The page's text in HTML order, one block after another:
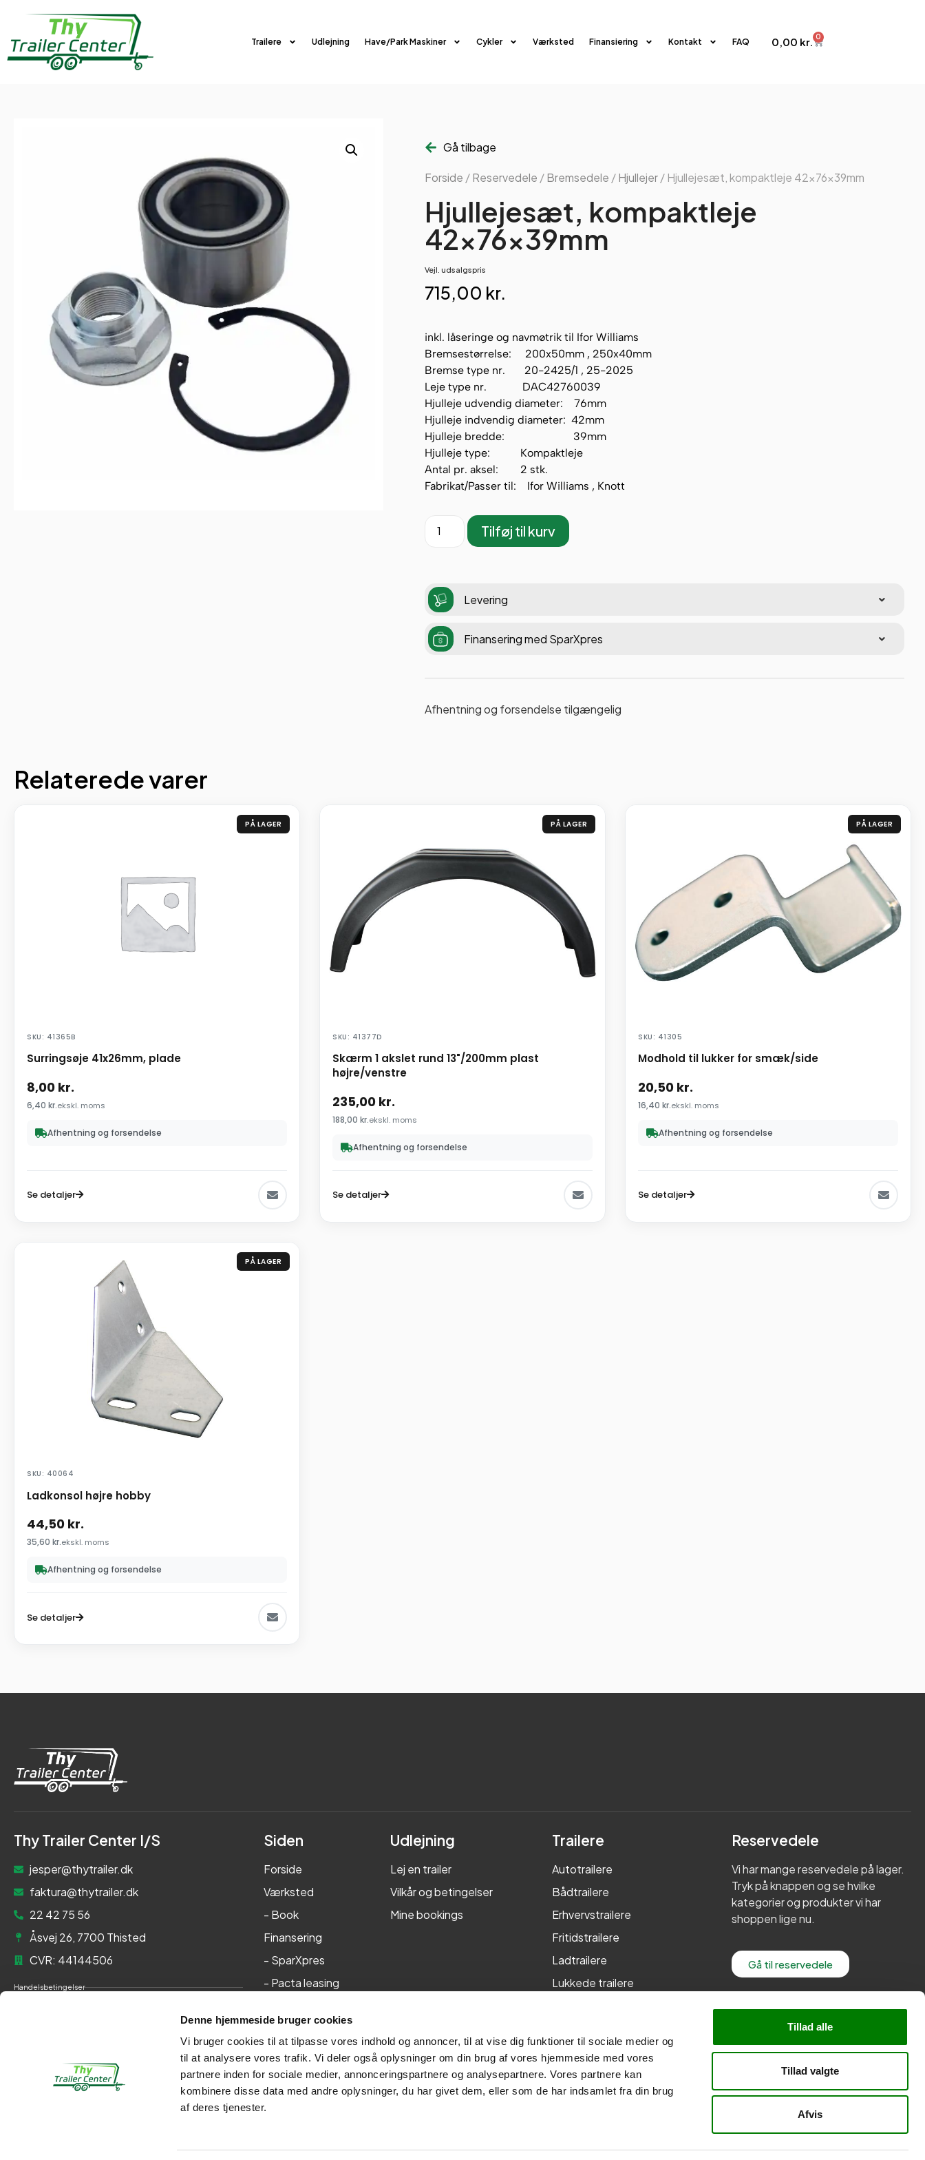
Denne hjemmeside bruger cookies
Vi bruger cookies til at tilpasse vores indhold og annoncer, til at vise dig funktioner til sociale medier og
til at analysere vores trafik. Vi deler også oplysninger om din brug af vores hjemmeside med vores
partnere inden for sociale medier, annonceringspartnere og analysepartnere. Vores partnere kan
kombinere disse data med andre oplysninger, du har givet dem, eller som de har indsamlet fra din brug
af deres tjenester.
Tillad alle
Tillad valgte
Afvis
Trailere Udlejning Have/Park Maskiner Cykler Værksted Finansiering Kontakt FAQ 0,00 kr. 0
Gå tilbage
Forside /Reservedele /Bremsedele /Hjullejer/ Hjullejesæt, kompaktleje 42x76x39mm
Hjullejesæt, kompaktleje
42x76x39mm
Vejl. udsalgspris
715,00 kr.
inkl. låseringe og navmøtrik til Ifor Williams
Bremsestørrelse: 200x50mm , 250x40mm
Bremse type nr. 20-2425/1 , 25-2025
Leje type nr. DAC42760039
Hjulleje udvendig diameter: 76mm
Hjulleje indvendig diameter: 42mm
Hjulleje bredde: 39mm
Hjulleje type: Kompaktleje
Antal pr. aksel: 2 stk.
Fabrikat/Passer til: Ifor Williams , Knott
Tilføj til kurv
Levering
Finansering med SparXpres
Afhentning og forsendelse tilgængelig
Relaterede varer
PÅ LAGER
SKU: 41365B
Surringsøje 41x26mm, plade
8,00 kr.
6,40 kr.ekskl. moms
Afhentning og forsendelse
Se detaljer
PÅ LAGER
SKU: 41377D
Skærm 1 akslet rund 13"/200mm plast
højre/venstre
235,00 kr.
188,00 kr.ekskl. moms
Afhentning og forsendelse
Se detaljer
PÅ LAGER
SKU: 41305
Modhold til lukker for smæk/side
20,50 kr.
16,40 kr.ekskl. moms
Afhentning og forsendelse
Se detaljer
PÅ LAGER
SKU: 40064
Ladkonsol højre hobby
44,50 kr.
35,60 kr.ekskl. moms
Afhentning og forsendelse
Se detaljer
Thy Trailer Center I/S
jesper@thytrailer.dk
faktura@thytrailer.dk
22 42 75 56
Åsvej 26, 7700 Thisted
CVR: 44144506
Handelsbetingelser
Siden
Forside
Værksted
- Book
Finansering
- SparXpres
- Pacta leasing
Kontakt
Udlejning
Lej en trailer
Vilkår og betingelser
Mine bookings
Trailere
Autotrailere
Bådtrailere
Erhvervstrailere
Fritidstrailere
Ladtrailere
Lukkede trailere
Reservedele
Vi har mange reservedele på lager.
Tryk på knappen og se hvilke
kategorier og produkter vi har
shoppen lige nu.
Gå til reservedele